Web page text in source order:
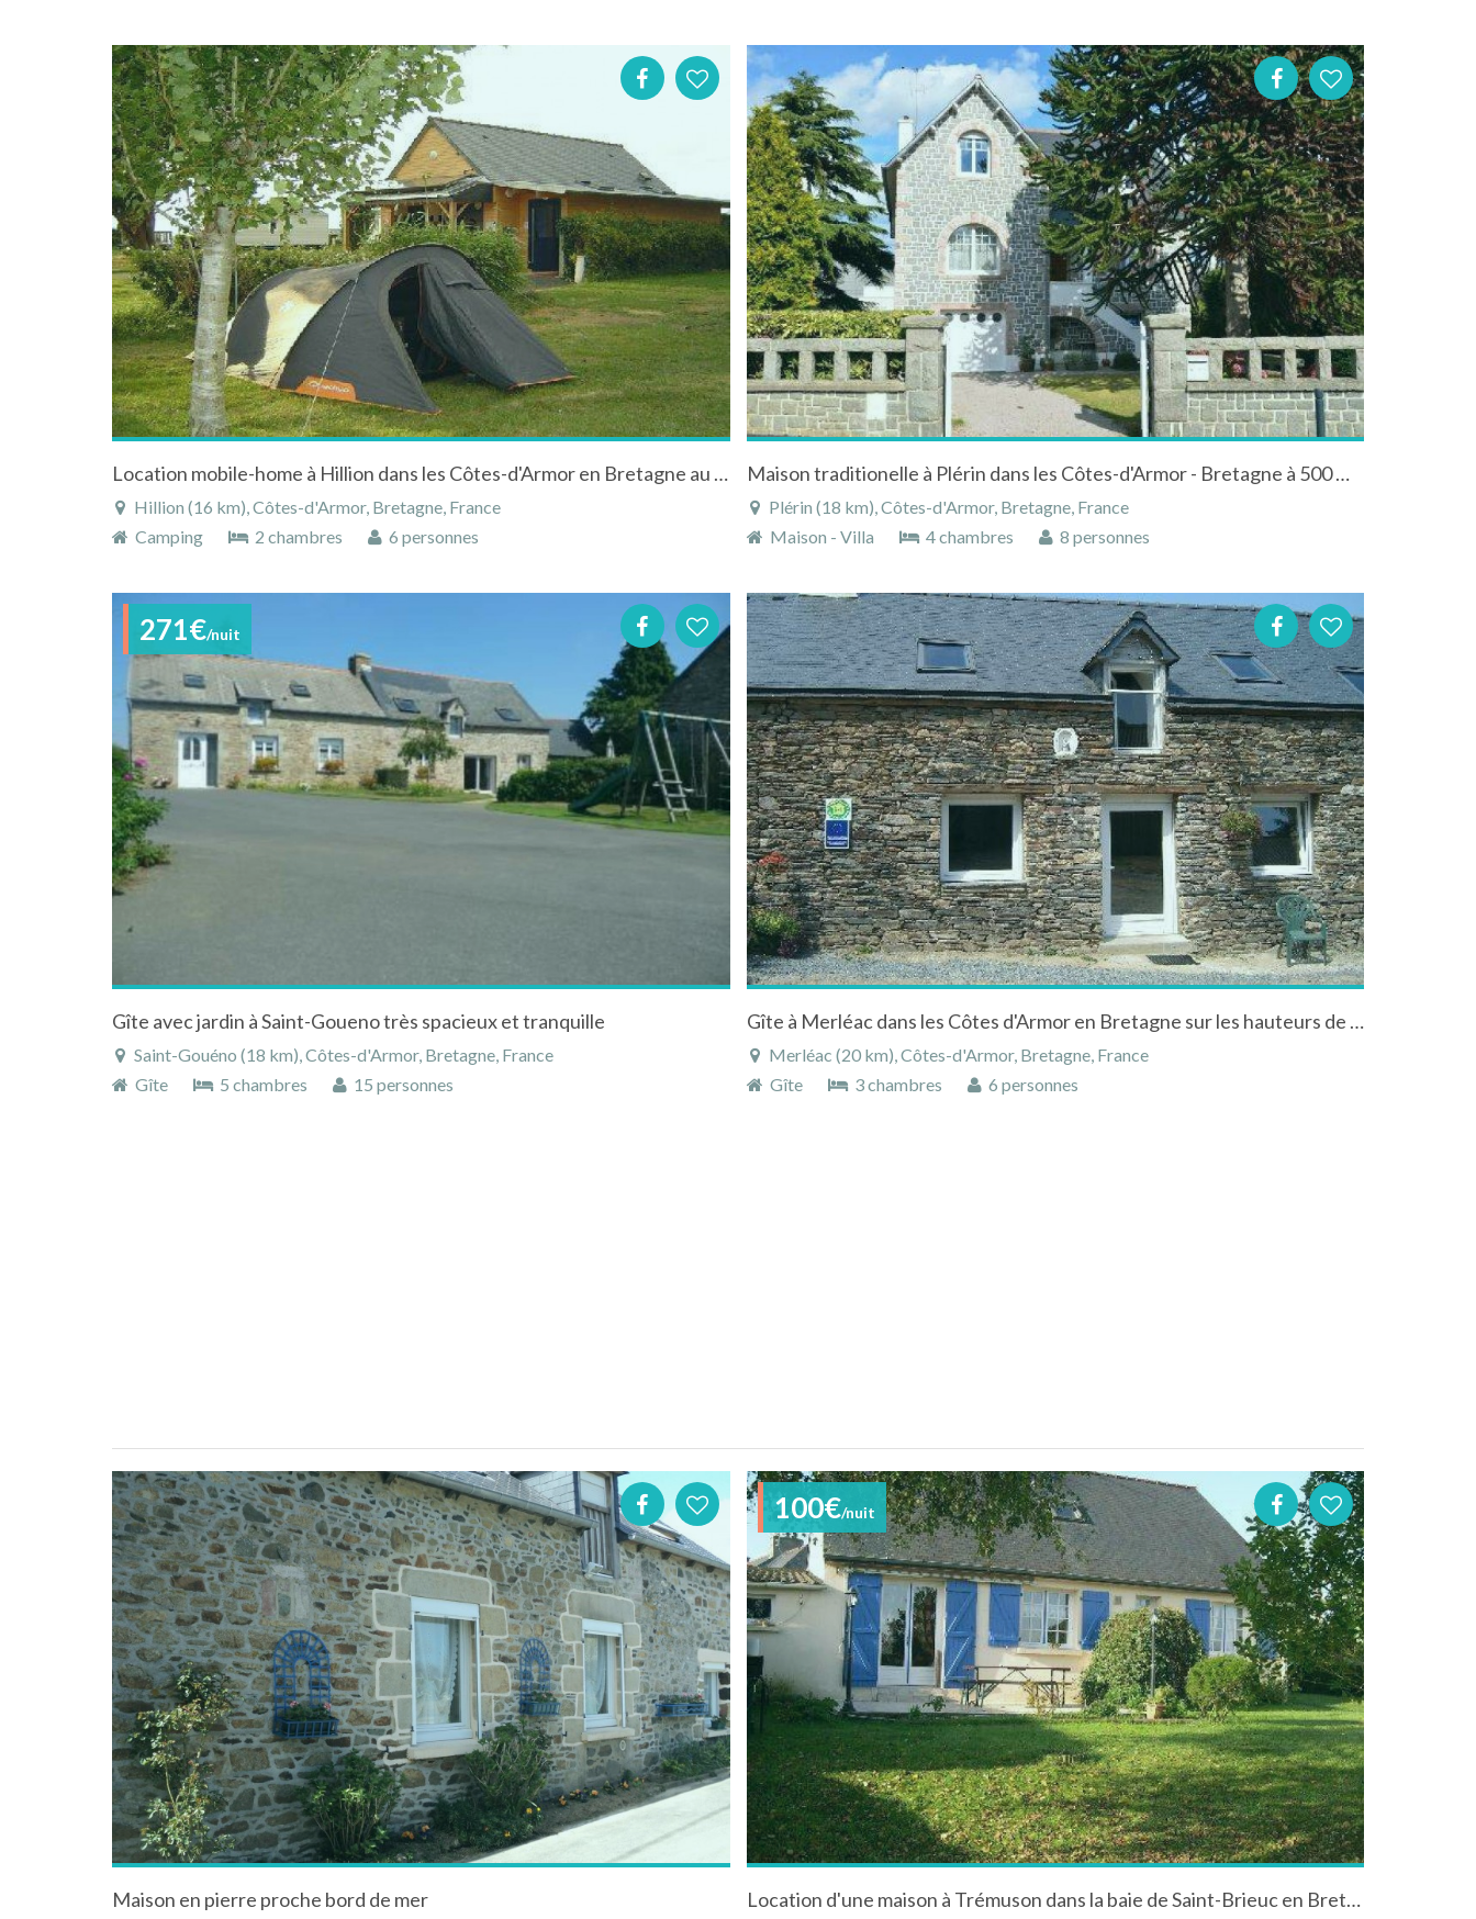
Location mobile-home à Hillion dans les Côtes-d'Armor en Bretagne au camping "Le Bellevuemer"
Hillion (16 km), Côtes-d'Armor, Bretagne, France
Camping
2 chambres 6 personnes
Maison traditionelle à Plérin dans les Côtes-d'Armor - Bretagne à 500 m de la plage
Plérin (18 km), Côtes-d'Armor, Bretagne, France
Maison - Villa
4 chambres 8 personnes
271€/nuit
Gîte avec jardin à Saint-Goueno très spacieux et tranquille
Saint-Gouéno (18 km), Côtes-d'Armor, Bretagne, France
Gîte
5 chambres 15 personnes
Gîte à Merléac dans les Côtes d'Armor en Bretagne sur les hauteurs de la vallée
Merléac (20 km), Côtes-d'Armor, Bretagne, France
Gîte
3 chambres 6 personnes
Maison en pierre proche bord de mer
100€/nuit
Location d'une maison à Trémuson dans la baie de Saint-Brieuc en Bretagne